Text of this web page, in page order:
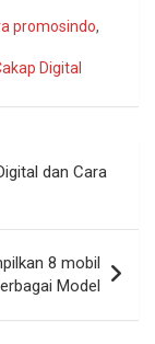
promosindo,
Digital
dan Cara
8 mobil
Model